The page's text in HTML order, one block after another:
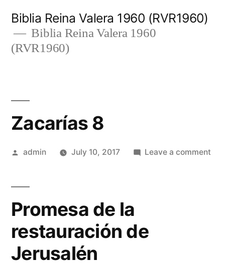
content
Biblia Reina Valera 1960 (RVR1960)
Biblia Reina Valera 1960
(RVR1960)
Zacarías 8
Posted
admin July 10, 2017 Leave a comment
Promesa de la
restauración de
Jerusalén